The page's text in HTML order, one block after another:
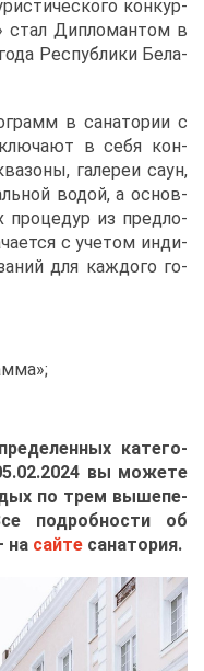
кон­кур­
стал Ди­пло­ман­том в
Рес­пуб­ли­ки Бе­ла­
в са­на­то­рии с
в се­бя кон­
га­ле­реи саун,
во­дой, а ос­нов­
про­це­дур из пред­ло­
с уче­том ин­ди­
для каж­до­го го­
ка­те­го­
вы мо­же­те
по трем вы­ше­пе­
по­дроб­но­сти об
на сай­те са­на­то­рия.